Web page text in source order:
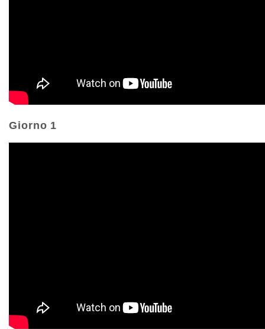
Giorno 1